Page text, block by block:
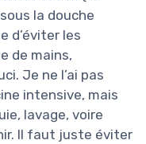
la douche
d’éviter les
de mains,
Je ne l’ai pas
intensive, mais
lavage, voire
Il faut juste éviter